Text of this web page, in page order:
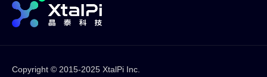
Copyright © 2015-2025 XtalPi Inc.